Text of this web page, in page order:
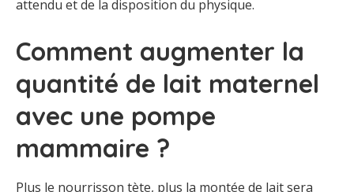
attendu et de la disposition du physique.
Comment augmenter la
quantité de lait maternel
avec une pompe
mammaire ?
Plus le nourrisson tète, plus la montée de lait sera